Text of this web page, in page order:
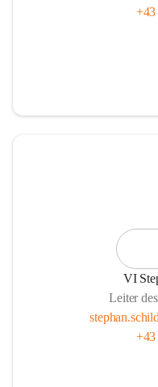
+43
VI
Leiter
+43